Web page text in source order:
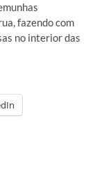
fazendo com
no interior das